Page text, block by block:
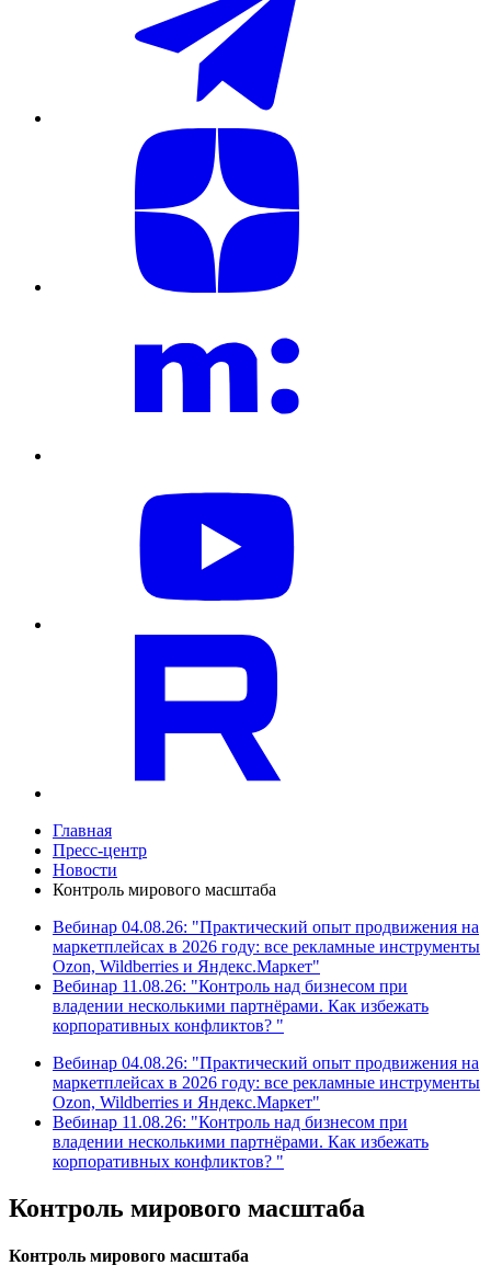
Главная
Пресс-центр
Новости
Контроль мирового масштаба
Вебинар 04.08.26: "Практический опыт продвижения на
маркетплейсах в 2026 году: все рекламные инструменты
Ozon, Wildberries и Яндекс.Маркет"
Вебинар 11.08.26: "Контроль над бизнесом при
владении несколькими партнёрами. Как избежать
корпоративных конфликтов? "
Вебинар 04.08.26: "Практический опыт продвижения на
маркетплейсах в 2026 году: все рекламные инструменты
Ozon, Wildberries и Яндекс.Маркет"
Вебинар 11.08.26: "Контроль над бизнесом при
владении несколькими партнёрами. Как избежать
корпоративных конфликтов? "
Контроль мирового масштаба
Контроль мирового масштаба